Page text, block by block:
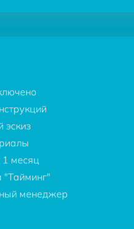
эскиз
1 месяц
менеджер